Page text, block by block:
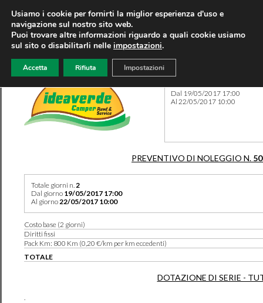
Dal 19/05/2017 17:00
Al 22/05/2017 10:00
PREVENTIVO DI NOLEGGIO N.
Totale giorni n.2
Dal giorno 19/05/2017 17:00
Al giorno22/05/2017 10:00
Costo base (2 giorni)
Diritti fissi
Pack Km: 800 Km (0,20 €/km per km eccedenti)
TOTALE
DOTAZIONE DI SERIE -
.
Usiamo i cookie per fornirti la miglior esperienza d'uso e
navigazione sul nostro sito web.
Puoi trovare altre informazioni riguardo a quali cookie usiamo
sul sito o disabilitarli nelle impostazioni.
Accetta Rifiuta Impostazioni